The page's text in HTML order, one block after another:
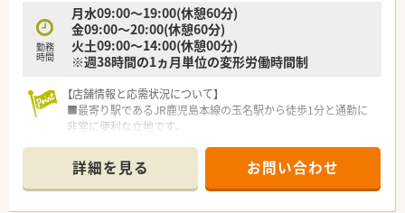
勤務
時間
月水09:00～19:00(休憩60分)
金09:00～20:00(休憩60分)
火土09:00～14:00(休憩00分)
※週38時間の1ヵ月単位の変形労働時間制
【店舗情報と応需状況について】
■最寄り駅であるJR鹿児島本線の玉名駅から徒歩1分と通勤に
非常に便利な立地です。
枚応需する環境です。
■薬剤師はパートを含め4名から5名ほど在籍しており事務員も
2名配置されています。
詳細を見る お問い合わせ